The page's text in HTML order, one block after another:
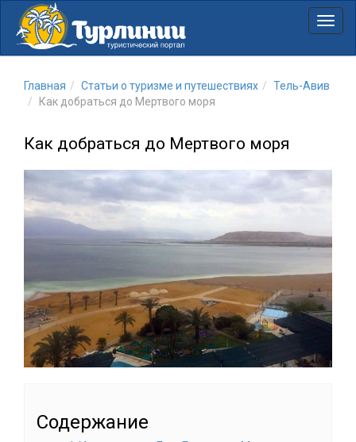
Главная Статьи о туризме и путешествиях
Тель-Авив
Как добраться до Мертвого моря
Как добраться до Мертвого моря
Содержание